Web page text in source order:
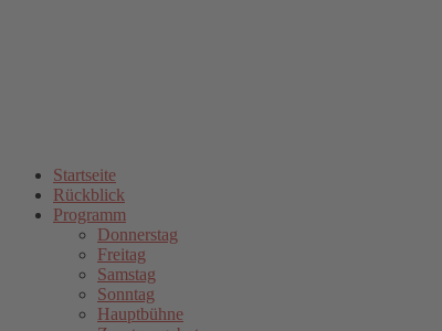
Startseite
Rückblick
Programm
Donnerstag
Freitag
Samstag
Sonntag
Hauptbühne